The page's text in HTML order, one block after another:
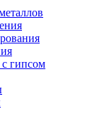
гипсом